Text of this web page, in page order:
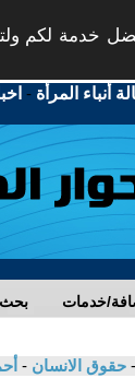
خدمة لكم
أنباء المرأة -
خدمات
- حقوق الانسان -